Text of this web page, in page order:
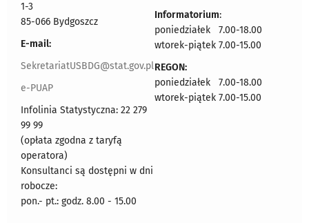
1-3
85-066 Bydgoszcz
E-mail:
SekretariatUSBDG@stat.gov.pl
e-PUAP
Infolinia Statystyczna: 22 279
99 99
(opłata zgodna z taryfą
operatora)
Konsultanci są dostępni w dni
robocze:
pon.- pt.: godz. 8.00 - 15.00
Informatorium:
poniedziałek 7.00-18.00
wtorek-piątek 7.00-15.00
REGON:
poniedziałek 7.00-18.00
wtorek-piątek 7.00-15.00